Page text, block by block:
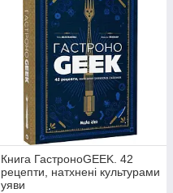
Книга ГастроноGEEK. 42
рецепти, натхнені культурами
уяви